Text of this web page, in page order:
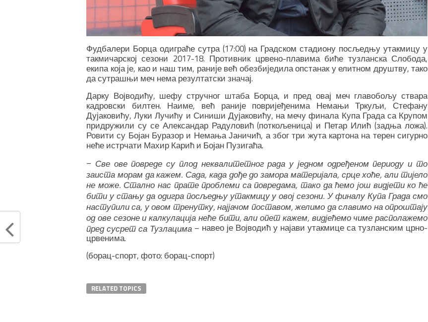
Фудбалери Борца одиграће сутра (17:00) на Градском стадиону посљедњу утакмицу у
такмичарској сезони 2017-18. Противник црвено-плавима биће тузланска Слобода,
екипа која је, као и наш тим, раније већ обезбиједила опстанак у елитном друштву, тако
да сутрашњи меч нема резултатски значај.
Дарку Војводићу, шефу стручног штаба Борца, и пред овај меч главобољу ствара
кадровски билтен. Наиме, већ раније повријеђенима Немањи Тркуљи, Стефану
Дујаковићу, Луки Лучићу и Синиши Дујаковићу, на мечу финала Купа Града са Крупом
придружили су се Александар Радуловић (поткољеница) и Петар Илић (задња ложа).
Ровити су Бојан Буразор и Немања Јаничић, а због три жута картона на терен сигурно
неће истрчати Махир Карић и Бојан Пузигаћа.
– Све ове повреде су плод неквалитетног рада у једном одређеном периоду и то
заиста морам да кажем. Сада, када дође до замора материјала, срце хоће, али тијело
не може. Стално нас прате проблеми са повредама, тако да ћемо још видјети ко ће
бити у стању да одигра посљедњу утакмицу у овој сезони. У финалу Купа Града смо
наступили са, у овом тренутку, најјачом поставом, желимо да славимо на опроштају
од ове сезоне и калкулација неће бити, али опет кажем, видјећемо чиме располажемо
пред сусрет са Тузлацима – навео је Војводић у најави утакмице са тузланским црно-
црвенима.
(борац-спорт, фото: борац-спорт)
RELATED TOPICS